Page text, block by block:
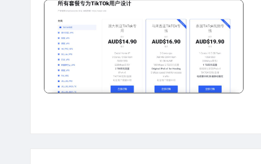
机
评
测